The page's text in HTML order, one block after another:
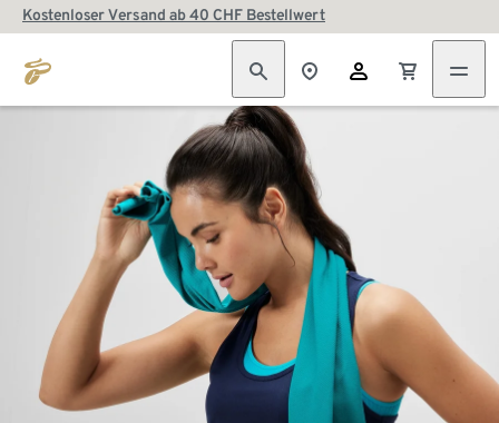
Kostenloser Versand ab 40 CHF Bestellwert